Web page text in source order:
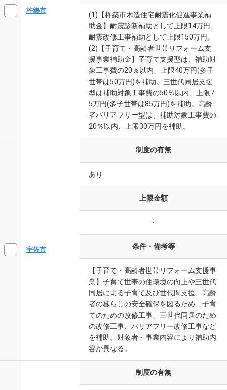
杵築市
(1)【杵築市木造住宅耐震化促進事業補
助金】耐震診断補助として上限14万円、
耐震改修工事補助として上限150万円。
(2)【子育て・高齢者世帯リフォーム支
援事業補助金】子育て支援型は、補助対
象工事費の20％以内、上限40万円(多子
世帯は50万円)を補助。三世代同居支援
型は補助対象工事費の50％以内、上限7
5万円(多子世帯は85万円)を補助。高齢
者バリアフリー型は、補助対象工事費の
20％以内、上限30万円を補助。
宇佐市
制度の有無
あり
上限金額
-
条件・備考等
【子育て・高齢者世帯リフォーム支援事
業】子育て世帯の住環境の向上や三世代
同居による子育て及び世代間支援、高齢
者の暮らしの安全確保を図るため、子育
てのための改修工事、三世代同居のため
の改修工事、バリアフリー改修工事など
を補助。対象者・事業内容により補助内
容が異なる。
制度の有無